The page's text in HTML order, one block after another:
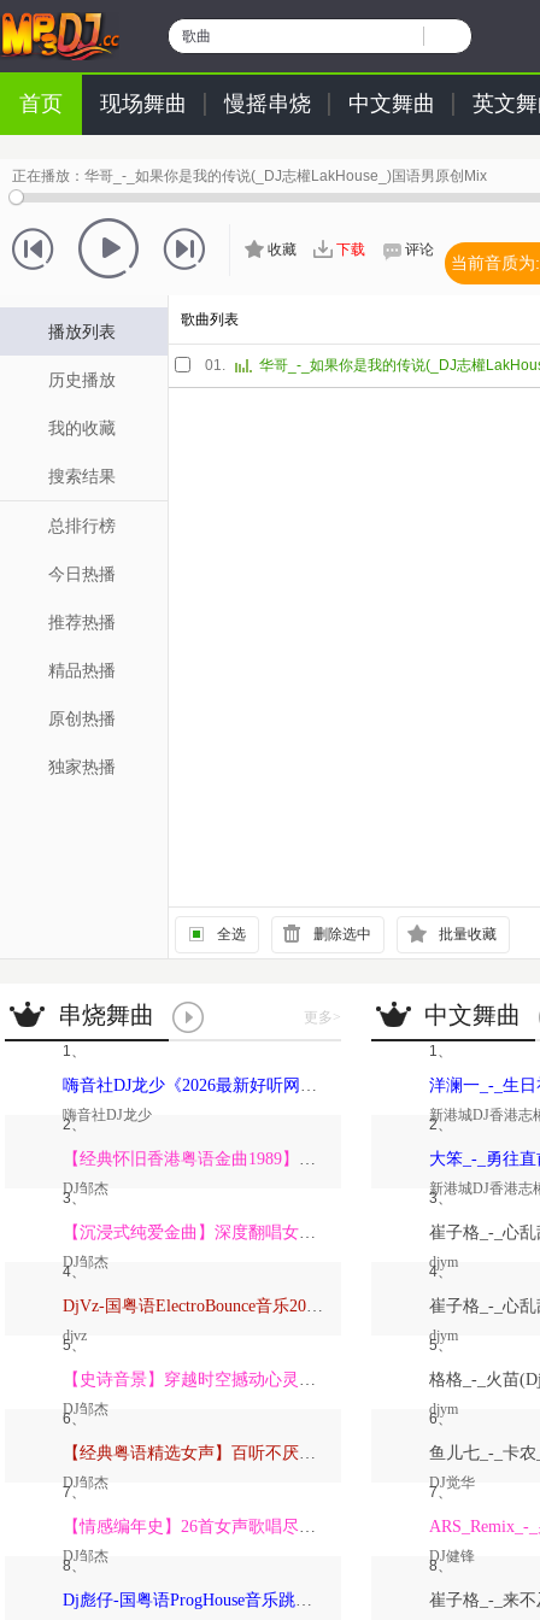
歌曲
首页 现场舞曲 慢摇串烧 中文舞曲 英文
正在播放： 华哥_-_如果你是我的传说(_DJ志權LakHouse_)国语男原创Mix
收藏 下载 评论
当前音质为:
播放列表
历史播放
我的收藏
搜索结果
总排行榜
今日热播
推荐热播
精品热播
原创热播
独家热播
歌曲列表
01.
全选 删除选中 批量收藏
串烧舞曲 更多>
1、
嗨音社DJ龙少《2026最新好听网络伤感歌曲推荐·深爱过的人一生惦记》
嗨音社DJ龙少
2、
【经典怀旧香港粤语金曲1989】高潮版【DJ邹杰】
DJ邹杰
3、
【沉浸式纯爱金曲】深度翻唱女声版【DJ邹杰】_
DJ邹杰
4、
DjVz-国粤语ElectroBounce音乐2026讲不出再见怀旧版蹦迪跳舞大碟
djvz
5、
【史诗音景】穿越时空撼动心灵的管弦乐【DJ邹杰】
DJ邹杰
6、
【经典粤语精选女声】百听不厌深度翻唱版【DJ邹杰】_
DJ邹杰
7、
【情感编年史】26首女声歌唱尽从暗恋到放下的全部【DJ邹杰】
DJ邹杰
8、
Dj彪仔-国粤语ProgHouse音乐跳舞街vs心要让你听见串烧Vol.39
中文舞曲
1、
新港城DJ香港志
2、
新港城DJ香港志
3、
djym
4、
djym
5、
djym
6、
DJ觉华
7、
DJ健锋
8、